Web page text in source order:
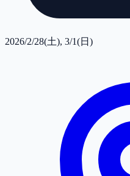
2026/2/28(土), 3/1(日)